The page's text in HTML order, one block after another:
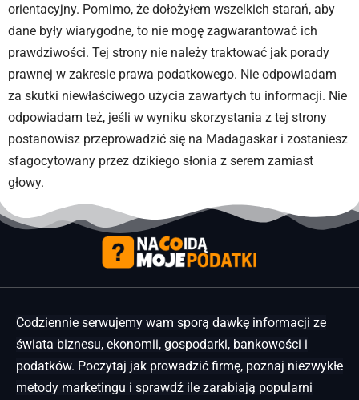
orientacyjny. Pomimo, że dołożyłem wszelkich starań, aby
dane były wiarygodne, to nie mogę zagwarantować ich
prawdziwości. Tej strony nie należy traktować jak porady
prawnej w zakresie prawa podatkowego. Nie odpowiadam
za skutki niewłaściwego użycia zawartych tu informacji. Nie
odpowiadam też, jeśli w wyniku skorzystania z tej strony
postanowisz przeprowadzić się na Madagaskar i zostaniesz
sfagocytowany przez dzikiego słonia z serem zamiast
głowy.
Codziennie serwujemy wam sporą dawkę informacji ze
świata biznesu, ekonomii, gospodarki, bankowości i
podatków. Poczytaj jak prowadzić firmę, poznaj niezwykłe
metody marketingu i sprawdź ile zarabiają popularni